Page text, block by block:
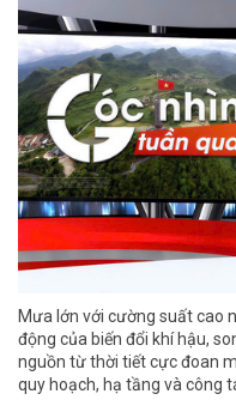
Mưa lớn với cường suất cao
động của biến đổi khí hậu,
nguồn từ thời tiết cực đoan
quy hoạch, hạ tầng và công